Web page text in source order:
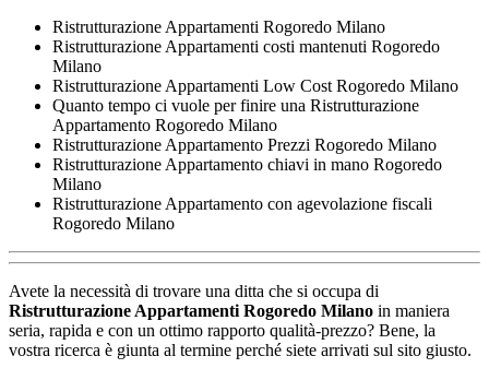
Ristrutturazione Appartamenti Rogoredo Milano
Ristrutturazione Appartamenti costi mantenuti Rogoredo
Milano
Ristrutturazione Appartamenti Low Cost Rogoredo Milano
Quanto tempo ci vuole per finire una Ristrutturazione
Appartamento Rogoredo Milano
Ristrutturazione Appartamento Prezzi Rogoredo Milano
Ristrutturazione Appartamento chiavi in mano Rogoredo
Milano
Ristrutturazione Appartamento con agevolazione fiscali
Rogoredo Milano
Avete la necessità di trovare una ditta che si occupa di
Ristrutturazione Appartamenti Rogoredo Milano in maniera
seria, rapida e con un ottimo rapporto qualità-prezzo? Bene, la
vostra ricerca è giunta al termine perché siete arrivati sul sito giusto.